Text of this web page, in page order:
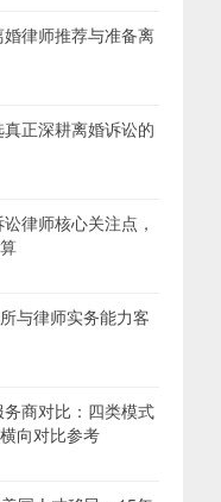
律师推荐与准备离
正深耕离婚诉讼的
律师核心关注点，
与律师实务能力客
商对比：四类模式
向对比参考